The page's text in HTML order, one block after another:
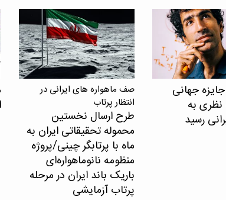
جهانی
نظری به
رسید
صف ماهواره های ایرانی در
انتظار پرتاب
طرح ارسال نخستین
محموله تحقیقاتی ایران به
ماه با پرتابگر چینی/پروژه
منظومه نانوماهواره‌ای
باریک باند ایران در مرحله
پرتاب آزمایشی